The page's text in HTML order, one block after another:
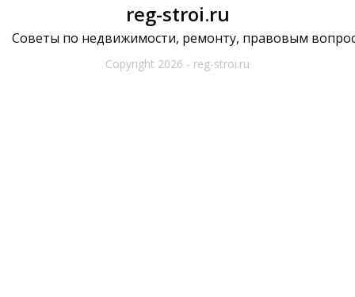
reg-stroi.ru
Советы по недвижимости, ремонту, правовым
Copyright 2026 - reg-stroi.ru